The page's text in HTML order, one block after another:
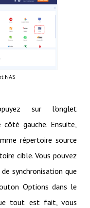
NAS
sur l'onglet
gauche. Ensuite,
répertoire source
cible. Vous pouvez
synchronisation que
Options dans le
tout est fait, vous